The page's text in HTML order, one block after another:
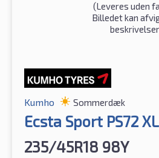
(Leveres uden
Billedet kan
Kumho Sommerdæk
Ecsta Sport PS72
235/45R18 98Y